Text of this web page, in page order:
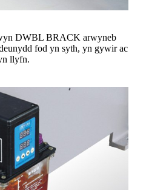
DWBL BRACK arwyneb
fod yn syth, yn gywir ac
llyfn.